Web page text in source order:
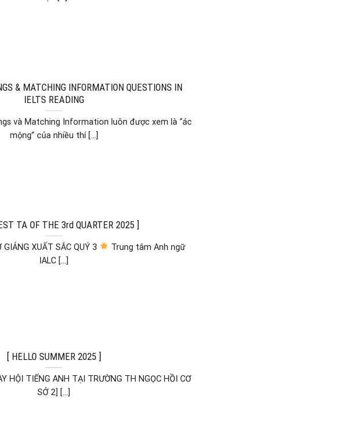
& MATCHING INFORMATION QUESTIONS IN
IELTS READING
và Matching Information luôn được xem là “ác
mộng” của nhiều thí [...]
TA OF THE 3rd QUARTER 2025 ]
GIẢNG XUẤT SẮC QUÝ 3
Trung tâm Anh ngữ
IALC [...]
[ HELLO SUMMER 2025 ]
HỘI TIẾNG ANH TẠI TRƯỜNG TH NGỌC HỒI CƠ
SỞ 2] [...]